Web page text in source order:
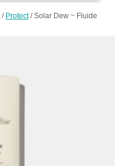
/ Protect/ Solar Dew ~ Fluide